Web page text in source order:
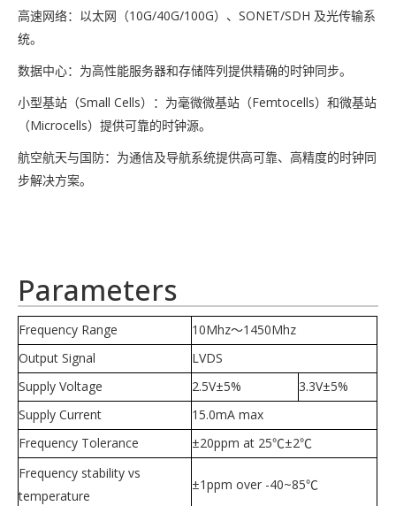
高速网络：以太网（10G/40G/100G）、SONET/SDH 及光传输系
统。
数据中心：为高性能服务器和存储阵列提供精确的时钟同步。
小型基站（Small Cells）：为毫微微基站（Femtocells）和微基站
（Microcells）提供可靠的时钟源。
航空航天与国防：为通信及导航系统提供高可靠、高精度的时钟同
步解决方案。
Parameters
Frequency Range 10Mhz～1450Mhz
Output Signal
LVDS
Supply Voltage
2.5V±5%
3.3V±5%
Supply Current
15.0mA max
Frequency Tolerance
±20ppm at 25℃±2℃
Frequency stability vs
temperature
±1ppm over -40~85℃